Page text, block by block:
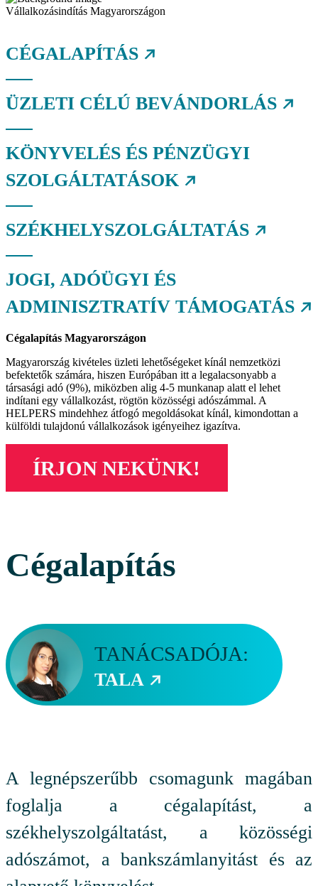
Vállalkozás­indítás Magyarországon
CÉGALAPÍTÁS
ÜZLETI CÉLÚ BEVÁNDORLÁS
KÖNYVELÉS ÉS PÉNZÜGYI
SZOLGÁLTATÁSOK
SZÉKHELYSZOLGÁLTATÁS
JOGI, ADÓÜGYI ÉS
ADMINISZTRATÍV TÁMOGATÁS
Cégalapítás Magyarországon
Magyarország kivételes üzleti lehetőségeket kínál nemzetközi
befektetők számára, hiszen Európában itt a legalacsonyabb a
társasági adó (9%), miközben alig 4-5 munkanap alatt el lehet
indítani egy vállalkozást, rögtön közösségi adószámmal. A
HELPERS mindehhez átfogó megoldásokat kínál, kimondottan a
külföldi tulajdonú vállalkozások igényeihez igazítva.
ÍRJON NEKÜNK!
Cégalapítás
TANÁCSADÓJA:
TALA
A legnépszerűbb csomagunk magában
foglalja a cégalapítást, a
székhelyszolgáltatást, a közösségi
adószámot, a bankszámlanyitást és az